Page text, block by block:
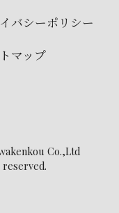
バシーポリシー
マップ
Co.,Ltd
reserved.